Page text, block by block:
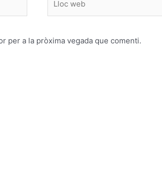
web
per a la pròxima vegada que comenti.